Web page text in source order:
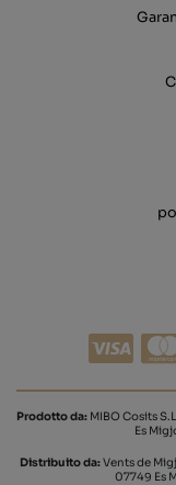
Prodotto da: MIBO Cosits
Es
Distribuito da:Vents de
07749 Es